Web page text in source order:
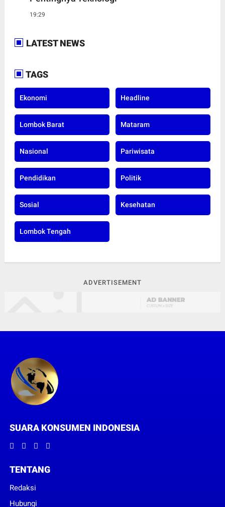
19:29
LATEST NEWS
TAGS
Ekonomi Headline
Lombok Barat Mataram
Nasional Pariwisata
Pendidikan Politik
Sosial Kesehatan
Lombok Tengah
ADVERTISEMENT
SUARA KONSUMEN INDONESIA
TENTANG
Redaksi
Hubungi